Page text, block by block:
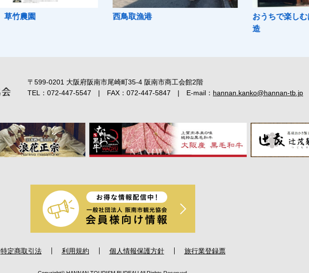
おうちで楽しむはんなん 浪花酒
〒599-0201 大阪府阪南市尾崎町35-4 阪南市商工会館2階
TEL： 072-447-5547 | FAX：072-447-5847 | E-mail： hannan.kanko@hannan-tb.jp
特定商取引法 利用規約 個人情報保護方針 旅行業登録票